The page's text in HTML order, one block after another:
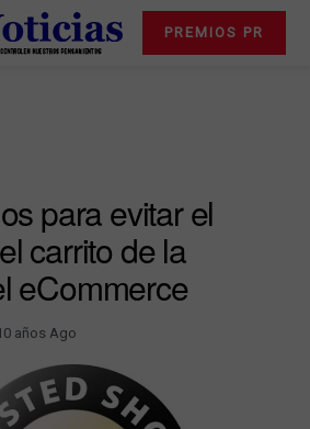
PREMIOS PR
para evitar el
carrito de la
eCommerce
años Ago